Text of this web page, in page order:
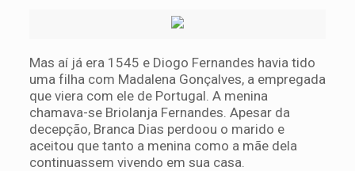
Mas aí já era 1545 e Diogo Fernandes havia tido
uma filha com Madalena Gonçalves, a empregada
que viera com ele de Portugal. A menina
chamava-se Briolanja Fernandes. Apesar da
decepção, Branca Dias perdoou o marido e
aceitou que tanto a menina como a mãe dela
continuassem vivendo em sua casa.